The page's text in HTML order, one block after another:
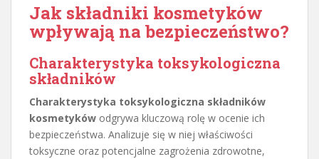
Jak składniki kosmetyków
wpływają na bezpieczeństwo?
Charakterystyka toksykologiczna
składników
Charakterystyka toksykologiczna składników
kosmetyków odgrywa kluczową rolę w ocenie ich
bezpieczeństwa. Analizuje się w niej właściwości
toksyczne oraz potencjalne zagrożenia zdrowotne,